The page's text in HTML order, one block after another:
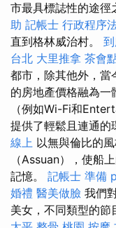
市最具標誌性的途徑
助 記帳士 行政程序
直到格林威治村。
台北 大里推拿 茶會
都市，除其他外，當
的房地產價格融為
（例如Wi-Fi和
提供了輕鬆且連通的
線上 以無與倫比的
（Assuan），使船
記憶。 記帳士 準備
婚禮 醫美做臉 我們
美女，不同類型的節